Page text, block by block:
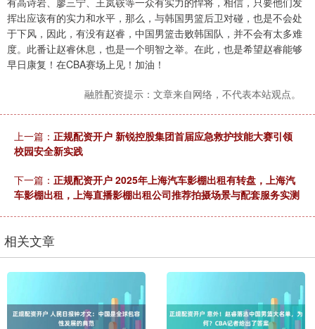
挥出应该有的实力和水平，那么，与韩国男篮后卫对碰，也是不会处
于下风，因此，有没有赵睿，中国男篮击败韩国队，并不会有太多难
度。此番让赵睿休息，也是一个明智之举。在此，也是希望赵睿能够
早日康复！在CBA赛场上见！加油！
融胜配资提示：文章来自网络，不代表本站观点。
上一篇： 正规配资开户 新锐控股集团首届应急救护技能大赛引领
校园安全新实践
下一篇： 正规配资开户 2025年上海汽车影棚出租有转盘，上海汽
车影棚出租，上海直播影棚出租公司推荐拍摄场景与配套服务实测
相关文章